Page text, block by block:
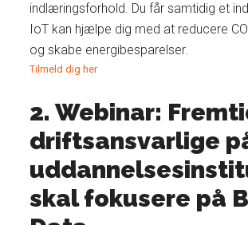
indlæringsforhold. Du får samtidig et
IoT kan hjælpe dig med at reducere
og skabe energibesparelser.
Tilmeld dig her
2. Webinar:
driftsansvarlige
skal fokusere på